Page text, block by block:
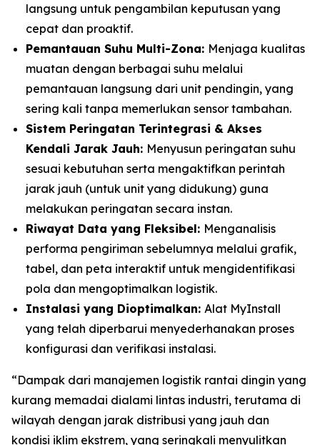
langsung untuk pengambilan keputusan yang
cepat dan proaktif.
Pemantauan Suhu Multi-Zona: Menjaga kualitas
muatan dengan berbagai suhu melalui
pemantauan langsung dari unit pendingin, yang
sering kali tanpa memerlukan sensor tambahan.
Sistem Peringatan Terintegrasi & Akses
Kendali Jarak Jauh: Menyusun peringatan suhu
sesuai kebutuhan serta mengaktifkan perintah
jarak jauh (untuk unit yang didukung) guna
melakukan peringatan secara instan.
Riwayat Data yang Fleksibel: Menganalisis
performa pengiriman sebelumnya melalui grafik,
tabel, dan peta interaktif untuk mengidentifikasi
pola dan mengoptimalkan logistik.
Instalasi yang Dioptimalkan: Alat MyInstall
yang telah diperbarui menyederhanakan proses
konfigurasi dan verifikasi instalasi.
“Dampak dari manajemen logistik rantai dingin yang
kurang memadai dialami lintas industri, terutama di
wilayah dengan jarak distribusi yang jauh dan
kondisi iklim ekstrem, yang seringkali menyulitkan